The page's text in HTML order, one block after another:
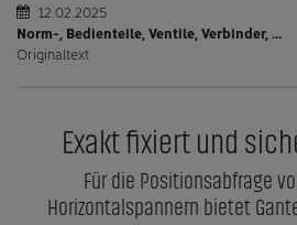
12.02.2025
Norm-, Bedienteile, Ventile, Verbinder, ...
Originaltext
Exakt fixiert und
Für die Positionsabfrage
Horizontalspannern bietet